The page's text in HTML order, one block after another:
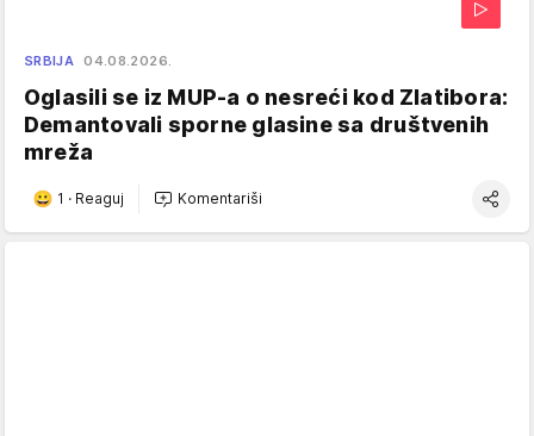
SRBIJA 04.08.2026.
Oglasili se iz MUP-a o nesreći kod Zlatibora:
Demantovali sporne glasine sa društvenih
mreža
1 · Reaguj Komentariši